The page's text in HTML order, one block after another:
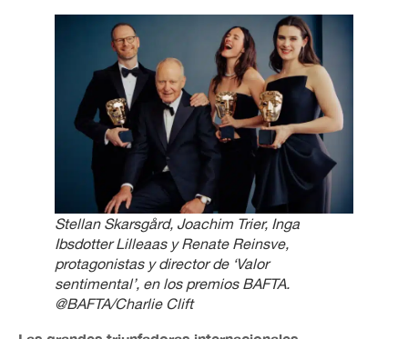
Stellan Skarsgård, Joachim Trier, Inga
Ibsdotter Lilleaas y Renate Reinsve,
protagonistas y director de ‘Valor
sentimental’, en los premios BAFTA.
@BAFTA/Charlie Clift